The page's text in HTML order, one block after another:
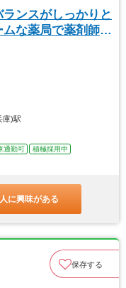
ランスがしっかりと
な薬局で薬剤師募
庫)駅
通勤可
積極採用中
に興味がある
保存する